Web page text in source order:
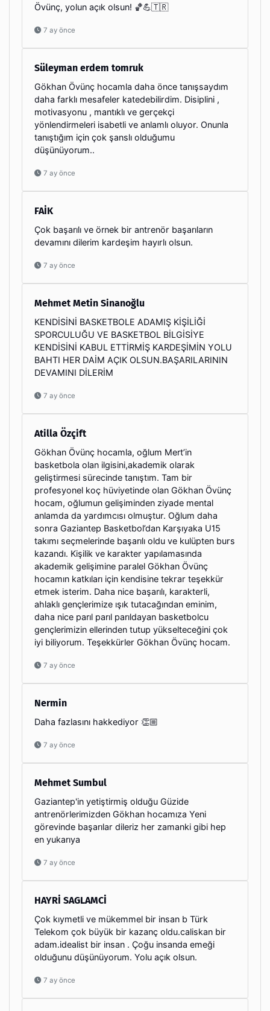
Övünç, yolun açık olsun! 🏀💪🇹🇷
7 ay önce
Süleyman erdem tomruk
Gökhan Övünç hocamla daha önce tanışsaydım
daha farklı mesafeler katedebilirdim. Disiplini ,
motivasyonu , mantıklı ve gerçekçi
yönlendirmeleri isabetli ve anlamlı oluyor. Onunla
tanıştığım için çok şanslı olduğumu
düşünüyorum..
7 ay önce
FAİK
Çok başarılı ve örnek bir antrenör başarıların
devamını dilerim kardeşim hayırlı olsun.
7 ay önce
Mehmet Metin Sinanoğlu
KENDİSİNİ BASKETBOLE ADAMIŞ KİŞİLİĞİ
SPORCULUĞU VE BASKETBOL BİLGİSİYE
KENDİSİNİ KABUL ETTİRMİŞ KARDEŞİMİN YOLU
BAHTI HER DAİM AÇIK OLSUN.BAŞARILARININ
DEVAMINI DİLERİM
7 ay önce
Atilla Özçift
Gökhan Övünç hocamla, oğlum Mert’in
basketbola olan ilgisini,akademik olarak
geliştirmesi sürecinde tanıştım. Tam bir
profesyonel koç hüviyetinde olan Gökhan Övünç
hocam, oğlumun gelişiminden ziyade mental
anlamda da yardımcısı olmuştur. Oğlum daha
sonra Gaziantep Basketbol’dan Karşıyaka U15
takımı seçmelerinde başarılı oldu ve kulüpten burs
kazandı. Kişilik ve karakter yapılamasında
akademik gelişimine paralel Gökhan Övünç
hocamın katkıları için kendisine tekrar teşekkür
etmek isterim. Daha nice başarılı, karakterli,
ahlaklı gençlerimize ışık tutacağından eminim,
daha nice parıl parıl parıldayan basketbolcu
gençlerimizin ellerinden tutup yükselteceğini çok
iyi biliyorum. Teşekkürler Gökhan Övünç hocam.
7 ay önce
Nermin
Daha fazlasını hakkediyor 👏🏼
7 ay önce
Mehmet Sumbul
Gaziantep'in yetiştirmiş olduğu Güzide
antrenörlerimizden Gökhan hocamıza Yeni
görevinde başarılar dileriz her zamanki gibi hep
en yukarıya
7 ay önce
HAYRİ SAGLAMCİ
Çok kıymetli ve mükemmel bir insan b Türk
Telekom çok büyük bir kazanç oldu.caliskan bir
adam.idealist bir insan . Çoğu insanda emeği
olduğunu düşünüyorum. Yolu açık olsun.
7 ay önce